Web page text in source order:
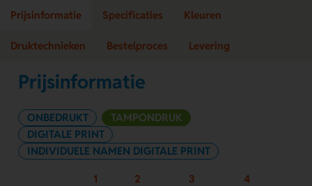
Prijsinformatie Specificaties Kleuren
Druktechnieken Bestelproces Levering
Prijsinformatie
ONBEDRUKT
TAMPONDRUK
DIGITALE PRINT
INDIVIDUELE NAMEN DIGITALE PRINT
1
2
3
4